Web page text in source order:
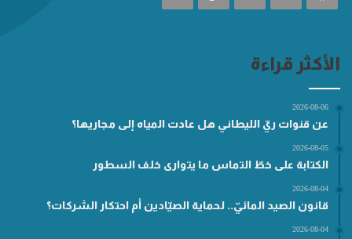
الأكثر قراءة
2026-08-06
عن قنوات ريّ الليطاني هل عادت المياه إلى مجاريها؟
2026-08-05
الكتابة على خطّ التماس ما يتوارى خلف السطور
2026-08-04
قانون الصيد المائيّ.. لحماية الصيّادين أم احتكار الشركات؟
2026-08-04